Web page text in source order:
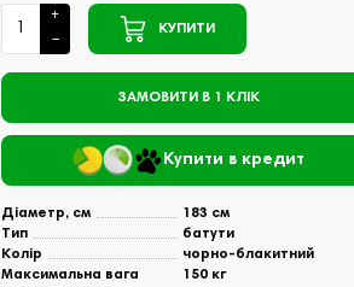
КУПИТИ
ЗАМОВИТИ В 1 КЛІК
Купити в кредит
Діаметр, см
183 см
Тип
батути
Колір
чорно-блакитний
Максимальна вага
150 кг